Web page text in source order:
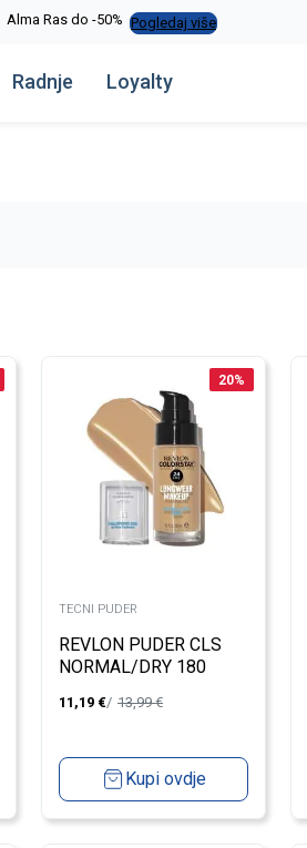
Alma Ras do -50% Pogledaj više
Radnje Loyalty
20%
TECNI PUDER
REVLON PUDER CLS
NORMAL/DRY 180
11,19 € 13,99€
Kupi ovdje